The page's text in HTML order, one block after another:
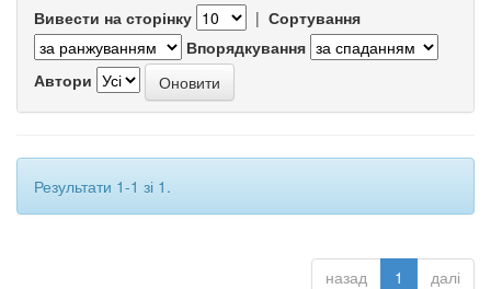
Вивести на сторінку | Сортування
Впорядкування
Автори
Результати 1-1 зі 1.
назад 1 далі